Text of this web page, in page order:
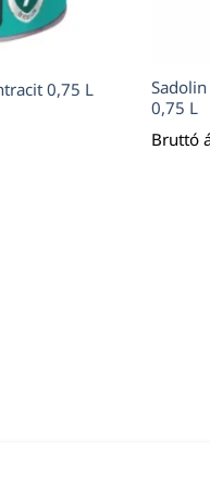
0,75 L
0,75 L
Bruttó